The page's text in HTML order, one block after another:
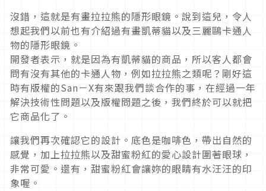
沒錯，這就是有畫拉拉熊的隱形眼鏡。說到這兒，令人
想起我們以前也有介紹過有畫凱蒂貓以及三麗鷗卡通人
物的隱形眼鏡。
開發者表示，就是因為有凱蒂貓的商品，所以客人都會
問有沒有其他的卡通人物，例如拉拉熊之類呢？剛好這
時有版權的San－X有來跟我們談合作的事，在經過一年
解決技術性問題以及版權問題之後，我們終於可以就把
它商品化了。
讓我們再次確認它的設計。底色是咖啡色，帶出自然的
感覺，加上拉拉熊以及甜蜜粉紅的愛心設計圍著眼球，
非常可愛。還有，甜蜜粉紅會讓妳的眼睛有水汪汪的印
象喔。